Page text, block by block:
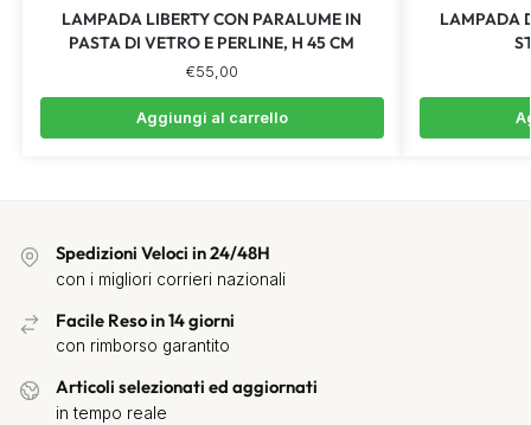
LAMPADA LIBERTY CON PARALUME IN
PASTA DI VETRO E PERLINE, H 45 CM
€55,00
Aggiungi al carrello
LAMPADA
Spedizioni Veloci in 24/48H
con i migliori corrieri nazionali
Facile Reso in 14 giorni
con rimborso garantito
Articoli selezionati ed aggiornati
in tempo reale